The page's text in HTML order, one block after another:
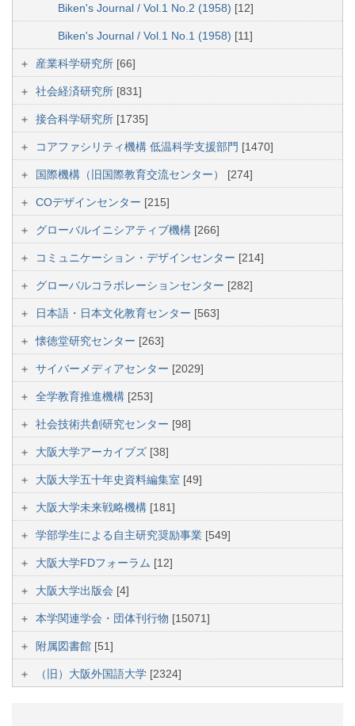
Biken's Journal / Vol.1 No.2 (1958) [12]
Biken's Journal / Vol.1 No.1 (1958) [11]
産業科学研究所 [66]
社会経済研究所 [831]
接合科学研究所 [1735]
コアファシリティ機構 低温科学支援部門 [1470]
国際機構（旧国際教育交流センター） [274]
COデザインセンター [215]
グローバルイニシアティブ機構 [266]
コミュニケーション・デザインセンター [214]
グローバルコラボレーションセンター [282]
日本語・日本文化教育センター [563]
懐徳堂研究センター [263]
サイバーメディアセンター [2029]
全学教育推進機構 [253]
社会技術共創研究センター [98]
大阪大学アーカイブズ [38]
大阪大学五十年史資料編集室 [49]
大阪大学未来戦略機構 [181]
学部学生による自主研究奨励事業 [549]
大阪大学FDフォーラム [12]
大阪大学出版会 [4]
本学関連学会・団体刊行物 [15071]
附属図書館 [51]
（旧）大阪外国語大学 [2324]